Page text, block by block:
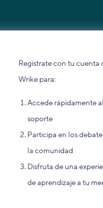
Regístrate con tu cuenta
Wrike para:
Accede rápidamente
soporte
Participa en los
la comunidad
Disfruta de una
de aprendizaje a tu
hoy?